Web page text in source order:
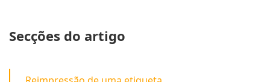
Secções do artigo